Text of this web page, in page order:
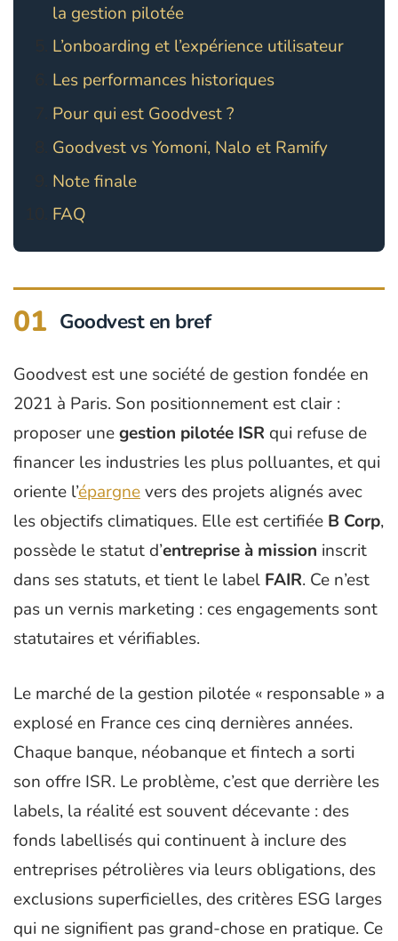
la gestion pilotée
L’onboarding et l’expérience utilisateur
Les performances historiques
Pour qui est Goodvest ?
Goodvest vs Yomoni, Nalo et Ramify
Note finale
FAQ
01 Goodvest en bref
Goodvest est une société de gestion fondée en
2021 à Paris. Son positionnement est clair :
proposer unegestion pilotée ISR qui refuse de
financer les industries les plus polluantes, et qui
oriente l’épargnevers des projets alignés avec
les objectifs climatiques. Elle est certifiée B Corp,
possède le statut d’entreprise à mission inscrit
dans ses statuts, et tient le label FAIR. Ce n’est
pas un vernis marketing : ces engagements sont
statutaires et vérifiables.
Le marché de la gestion pilotée « responsable » a
explosé en France ces cinq dernières années.
Chaque banque, néobanque et fintech a sorti
son offre ISR. Le problème, c’est que derrière les
labels, la réalité est souvent décevante : des
fonds labellisés qui continuent à inclure des
entreprises pétrolières via leurs obligations, des
exclusions superficielles, des critères ESG larges
qui ne signifient pas grand-chose en pratique. Ce